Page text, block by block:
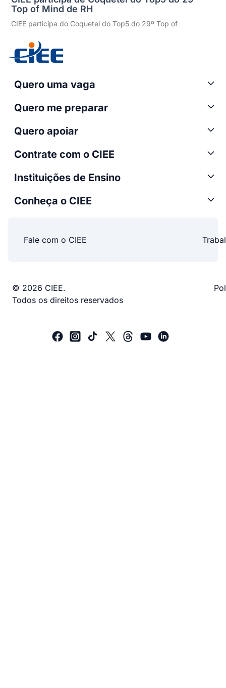
Top of Mind de RH
CIEE participa do Coquetel do Top5 do 29º Top of
Quero uma vaga
Quero me preparar
Quero apoiar
Contrate com o CIEE
Instituições de Ensino
Conheça o CIEE
Fale com o CIEE
© 2026 CIEE.
Todos os direitos reservados